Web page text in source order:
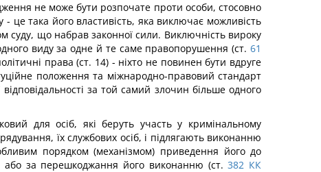
не може бути розпочате проти особи, стосовно
це така його властивість, яка виключає можливість
суду, що набрав законної сили. Виключність вироку
виду за одне й те саме правопорушення (ст. 61
права (ст. 14) - ніхто не повинен бути вдруге
положення та міжнародно-правовий стандарт
за той самий злочин більше одного
для осіб, які беруть участь у кримінальному
їх службових осіб, і підлягають виконанню
порядком (механізмом) приведення його до
або за перешкоджання його виконанню (ст. 382 КК